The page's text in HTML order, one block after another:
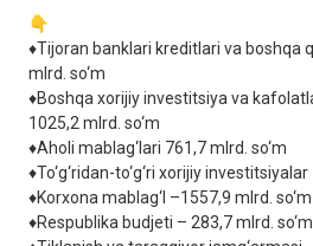
👇
♦️Tijoran banklari kreditlari va boshqa
mlrd. so‘m
♦️Boshqa xorijiy investitsiya va
1025,2 mlrd. so‘m
♦️Aholi mablag‘lari 761,7 mlrd. so‘m
♦️To‘g‘ridan-to‘g‘ri xorijiy
♦️Korxona mablag‘I –1557,9 mlrd. so‘m
♦️Respublika budjeti – 283,7 mlrd. so‘m